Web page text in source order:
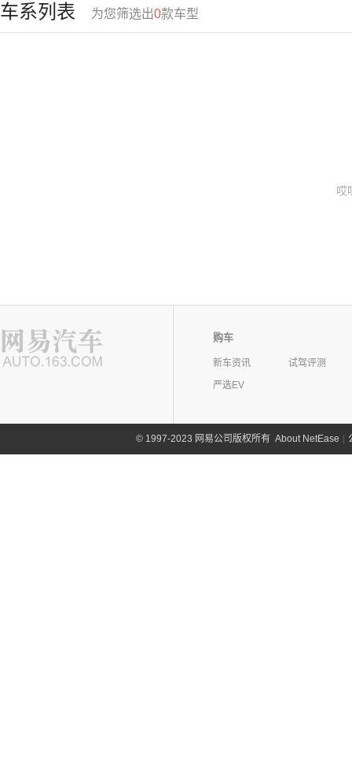
车系列表 为您筛选出0款车型
哎
购车
新车资讯
试驾评测
严选EV
©1997-2023 网易公司版权所有 About NetEase